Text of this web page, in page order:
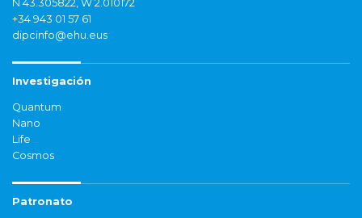
N 43.305822, W 2.010172
+34 943 01 57 61
dipcinfo@ehu.eus
Investigación
Quantum
Nano
Life
Cosmos
Patronato